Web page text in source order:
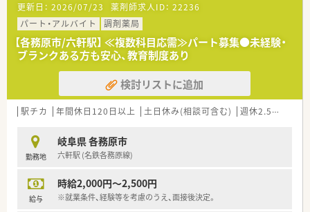
＼ こんな会社です ／
■岐阜県各務原市に2店舗展開の調剤薬局です。
店舗同士は車で15分程度と近隣にあり、ヘルプ体制も充実◎
お休みが取得しやすい環境です。
■どちらの店舗も最新の調剤機器を導入しております、ご負担少
なく勤務頂けます。
■在宅を通じて「選ばれる薬局」になるため、
処方元や介護施設と連携しています。
更新日： 2026/07/23 薬剤師求人ID： 22236
パート・アルバイト
調剤薬局
【各務原市/六軒駅】 ≪複数科目応需≫パート募集●未経験・
ブランクある方も安心、教育制度あり
検討リストに追加
駅チカ 年間休日120日以上 土日休み(相談可含む) 週休2.5日以上
勤務地
岐阜県 各務原市
六軒駅 (名鉄各務原線)
給与
時給2,000円～2,500円
※就業条件、経験等を考慮のうえ、面接後決定。